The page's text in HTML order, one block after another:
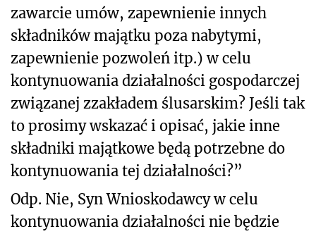
zawarcie umów, zapewnienie innych
składników majątku poza nabytymi,
zapewnienie pozwoleń itp.) w celu
kontynuowania działalności gospodarczej
związanej zzakładem ślusarskim? Jeśli tak
to prosimy wskazać i opisać, jakie inne
składniki majątkowe będą potrzebne do
kontynuowania tej działalności?”
Odp. Nie, Syn Wnioskodawcy w celu
kontynuowania działalności nie będzie